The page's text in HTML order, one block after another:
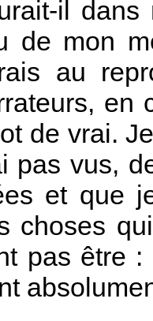
il dans
de mon
au
en
de vrai.
pas vus,
et que
choses
pas être